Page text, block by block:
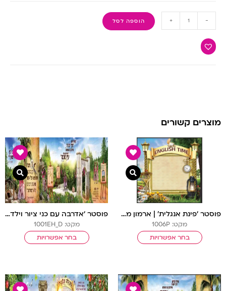
-
+ הוספה לסל
מוצרים קשורים
פוסטר ‘פינת אנגלית’ | ארמון מלוכה
מקט: 1006P
בחר אפשרויות
צפייה מהירה
פוסטר ‘אדרבה עם כני ציור וילדות’ ד’ מודגשת
מקט: 1001EH_D
בחר אפשרויות